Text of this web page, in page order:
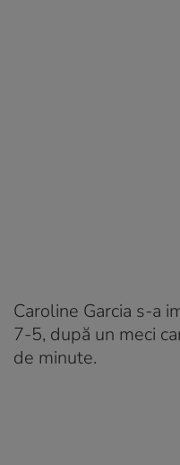
Caroline Garcia s-a
7-5, după un meci
de minute.